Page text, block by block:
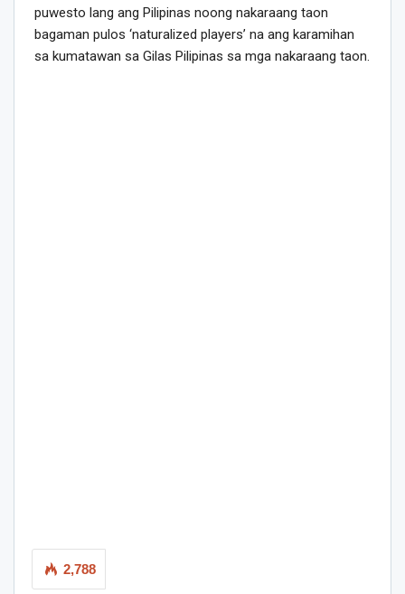
puwesto lang ang Pilipinas noong nakaraang taon
bagaman pulos ‘naturalized players’ na ang karamihan
sa kumatawan sa Gilas Pilipinas sa mga nakaraang taon.
2,788